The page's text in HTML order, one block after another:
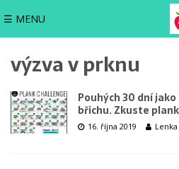
☰ MENU
výzva v prknu
Pouhých 30 dní
břichu. Zkuste
16. října 2019